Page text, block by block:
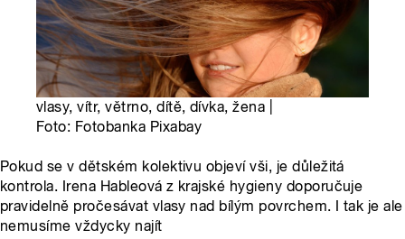
vlasy, vítr, větrno, dítě, dívka, žena |
Foto: Fotobanka Pixabay
Pokud se v dětském kolektivu objeví vši, je důležitá
kontrola. Irena Hableová z krajské hygieny doporučuje
pravidelně pročesávat vlasy nad bílým povrchem. I tak je ale
nemusíme vždycky najít